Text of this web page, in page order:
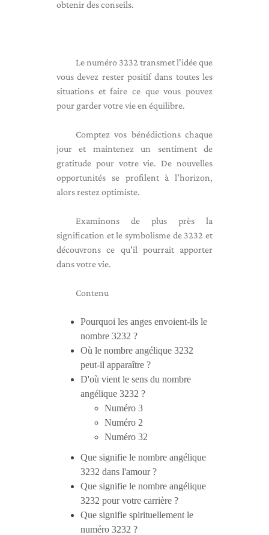
obtenir des conseils.
Le numéro 3232 transmet l'idée que
vous devez rester positif dans toutes les
situations et faire ce que vous pouvez
pour garder votre vie en équilibre.
Comptez vos bénédictions chaque
jour et maintenez un sentiment de
gratitude pour votre vie. De nouvelles
opportunités se profilent à l'horizon,
alors restez optimiste.
Examinons de plus près la
signification et le symbolisme de 3232 et
découvrons ce qu'il pourrait apporter
dans votre vie.
Contenu
Pourquoi les anges envoient-ils le
nombre 3232 ?
Où le nombre angélique 3232
peut-il apparaître ?
D'où vient le sens du nombre
angélique 3232 ?
Numéro 3
Numéro 2
Numéro 32
Que signifie le nombre angélique
3232 dans l'amour ?
Que signifie le nombre angélique
3232 pour votre carrière ?
Que signifie spirituellement le
numéro 3232 ?